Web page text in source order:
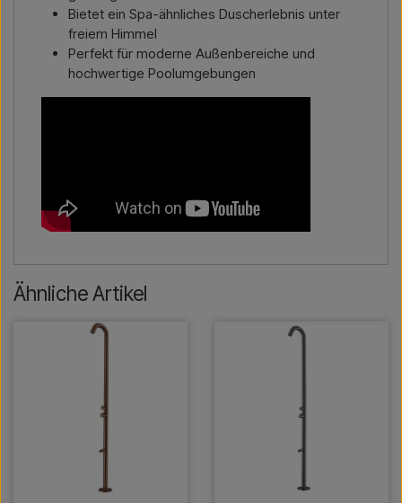
Bietet ein Spa-ähnliches Duscherlebnis unter
freiem Himmel
Perfekt für moderne Außenbereiche und
hochwertige Poolumgebungen
Ähnliche Artikel